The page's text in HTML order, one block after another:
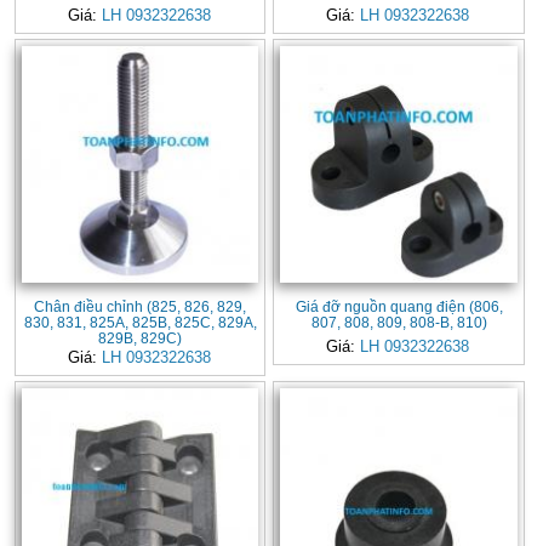
Giá: LH 0932322638 Giá: LH 0932322638
Chân điều chỉnh (825, 826, 829,
830, 831, 825A, 825B, 825C, 829A,
829B, 829C)
Giá: LH 0932322638
Giá đỡ nguồn quang điện (806,
807, 808, 809, 808-B, 810)
Giá: LH 0932322638